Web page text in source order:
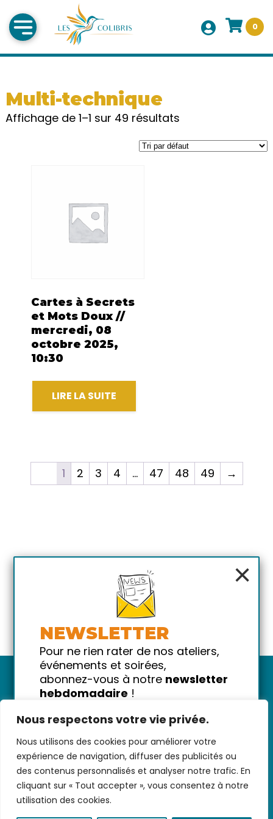
Nous respectons votre vie privée.
Nous utilisons des cookies pour améliorer votre
expérience de navigation, diffuser des publicités ou
des contenus personnalisés et analyser notre trafic. En
cliquant sur « Tout accepter », vous consentez à notre
utilisation des cookies.
0
Multi-technique
Affichage de 1–1 sur 49 résultats
Cartes à Secrets
et Mots Doux //
mercredi, 08
octobre 2025,
10:30
LIRE LA SUITE
1 2 3 4 … 47 48 49 →
Nous contacter- CGV/CGU-Données
personnelles-Infos pratiques- FAQ
×
NEWSLETTER
Pour ne rien rater de nos ateliers,
événements et soirées,
abonnez-vous à notre newsletter
hebdomadaire !
!
Votre email